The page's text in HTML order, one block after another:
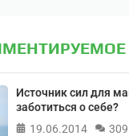
Источник сил для
заботиться о себе?
19.06.2014
309